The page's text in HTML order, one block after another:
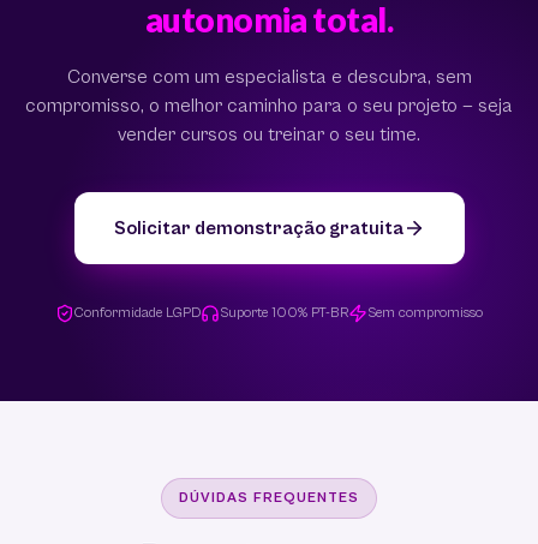
autonomia total.
Converse com um especialista e descubra, sem
compromisso, o melhor caminho para o seu projeto — seja
vender cursos ou treinar o seu time.
Solicitar demonstração gratuita
Conformidade LGPD Suporte 100% PT-BR Sem compromisso
DÚVIDAS FREQUENTES